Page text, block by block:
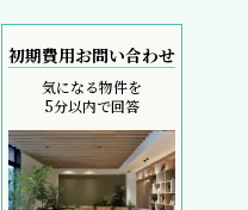
初期費用お問い合わせ
気になる物件を
5分以内で回答